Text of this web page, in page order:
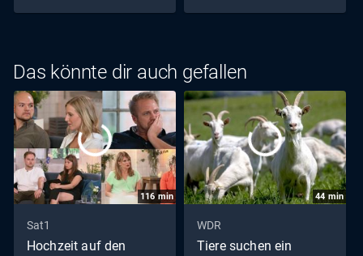
Das könnte dir auch gefallen
116min
Sat1
Hochzeit auf den
44 min
WDR
Tiere suchen ein